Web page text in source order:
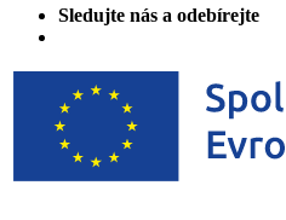
Sledujte nás a odebírejte